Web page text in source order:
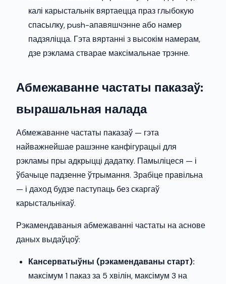
калі карыстальнік вяртаецца праз глыбокую
спасылку, push-апавяшчэнне або намер
падзяліцца. Гэта вяртанні з высокім намерам,
дзе рэклама стварае максімальнае трэнне.
Абмежаванне частаты паказаў:
вырашальная налада
Абмежаванне частаты паказаў — гэта
найважнейшае рашэнне канфігурацыі для
рэкламы пры адкрыцці дадатку. Памыліцеся — і
ўбачыце падзенне ўтрымання. Зрабіце правільна
— і даход будзе паступаць без скаргаў
карыстальнікаў.
Рэкамендаваныя абмежаванні частаты на аснове
даных выдаўцоў:
Кансерватыўны (рэкамендаваны старт):
максімум 1 паказ за 5 хвілін, максімум 3 на